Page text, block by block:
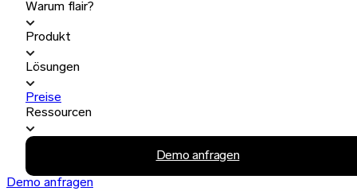
Warum flair?
Produkt
Lösungen
Preise
Ressourcen
Demo anfragen
Demo anfragen